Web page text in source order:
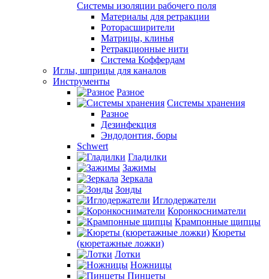
Системы изоляции рабочего поля
Материалы для ретракции
Роторасширители
Матрицы, клинья
Ретракционные нити
Система Коффердам
Иглы, шприцы для каналов
Инструменты
Разное
Системы хранения
Разное
Дезинфекция
Эндодонтия, боры
Schwert
Гладилки
Зажимы
Зеркала
Зонды
Иглодержатели
Коронкосниматели
Крампонные щипцы
Кюреты
(кюретажные ложки)
Лотки
Ножницы
Пинцеты